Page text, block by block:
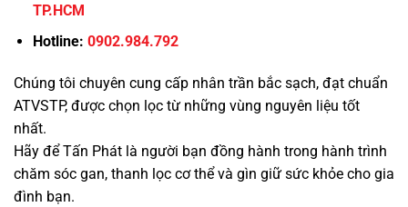
TP.HCM
Hotline: 0902.984.792
Chúng tôi chuyên cung cấp nhân trần bắc sạch, đạt chuẩn
ATVSTP, được chọn lọc từ những vùng nguyên liệu tốt
nhất.
Hãy để Tấn Phát là người bạn đồng hành trong hành trình
chăm sóc gan, thanh lọc cơ thể và gìn giữ sức khỏe cho gia
đình bạn.